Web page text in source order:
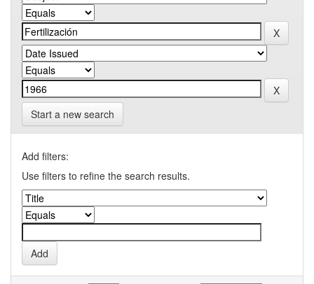
Start a new search
Add filters:
Use filters to refine the search results.